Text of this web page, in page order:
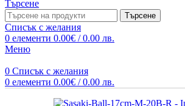
Търсене
Търсене
Списък с желания
0 елементи 0.00€ / 0.00 лв.
Меню
0 Списък с желания
0 елементи 0.00€ / 0.00 лв.